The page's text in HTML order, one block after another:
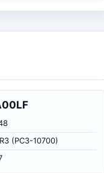
(PC3-10700)